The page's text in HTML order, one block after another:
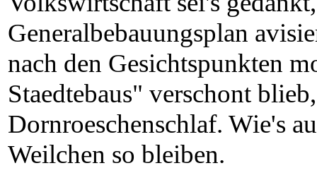
Generalbebauungsplan
nach den Gesichtspunkten
Staedtebaus" verschont
Dornroeschenschlaf. Wie's
Weilchen so bleiben.